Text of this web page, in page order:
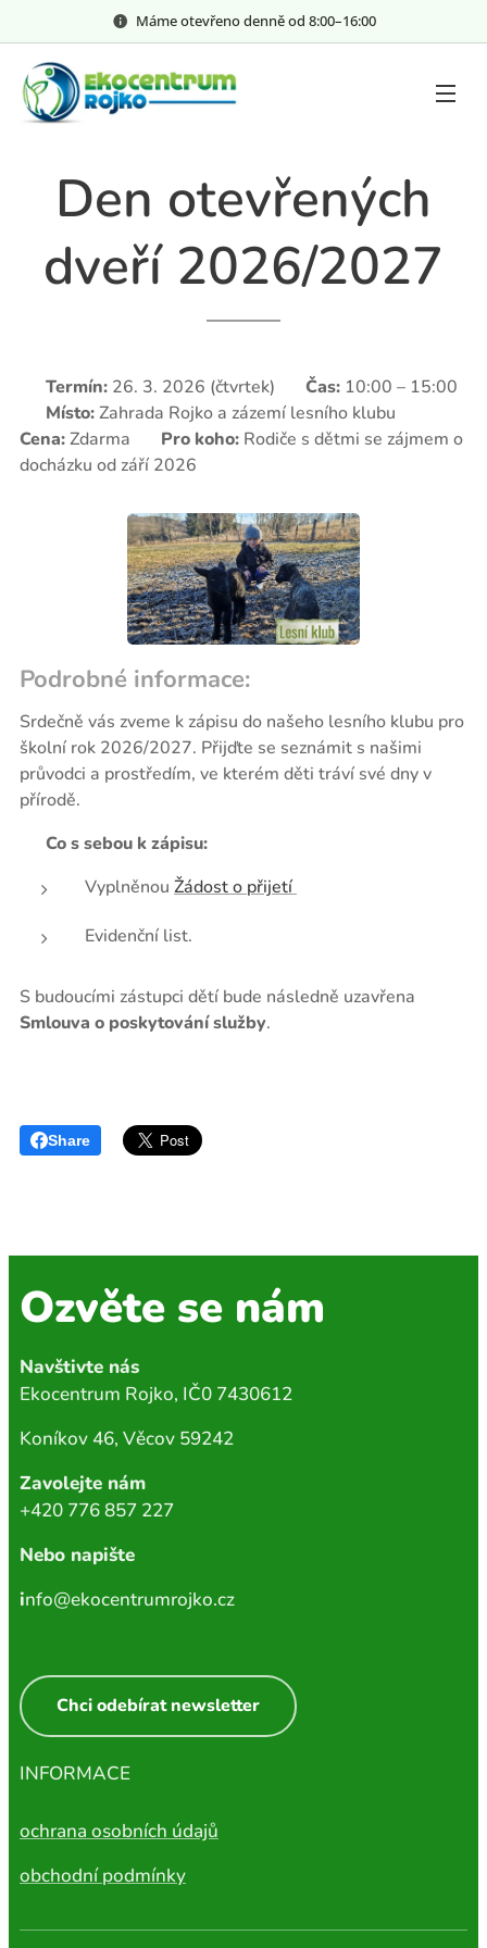
Máme otevřeno denně od 8:00–⁠⁠⁠⁠⁠16:00
Den otevřených
dveří 2026/2027
Termín: 26. 3. 2026 (čtvrtek) ⏰ Čas: 10:00 – 15:00
Místo:Zahrada Rojko a zázemí lesního klubu 💰
Cena:Zdarma 👨‍👩‍👧‍👦 Pro koho: Rodiče s dětmi se zájmem o
docházku od září 2026
Podrobné informace:
Srdečně vás zveme k zápisu do našeho lesního klubu pro
školní rok 2026/2027. Přijďte se seznámit s našimi
průvodci a prostředím, ve kterém děti tráví své dny v
přírodě.
Co s sebou k zápisu:
Vyplněnou Žádost o přijetí
Evidenční list.
S budoucími zástupci dětí bude následně uzavřena
Smlouva o poskytování služby.
Share
Ozvěte se nám
Navštivte nás
Ekocentrum Rojko, IČ0 7430612
Koníkov 46, Věcov 59242
Zavolejte nám
+420 776 857 227
Nebo napište
info@ekocentrumrojko.cz
Chci odebírat newsletter
INFORMACE
ochrana osobních údajů
obchodní podmínky